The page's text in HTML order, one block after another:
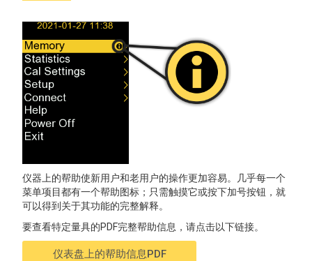
仪器上的帮助使新用户和老用户的操作更加容易。几乎每一个
菜单项目都有一个帮助图标；只需触摸它或按下加号按钮，就
可以得到关于其功能的完整解释。
要查看特定量具的PDF完整帮助信息，请点击以下链接。
仪表盘上的帮助信息PDF